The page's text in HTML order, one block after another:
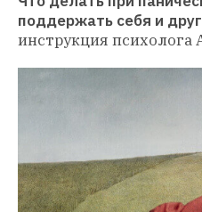
поддержать себя и
инструкция